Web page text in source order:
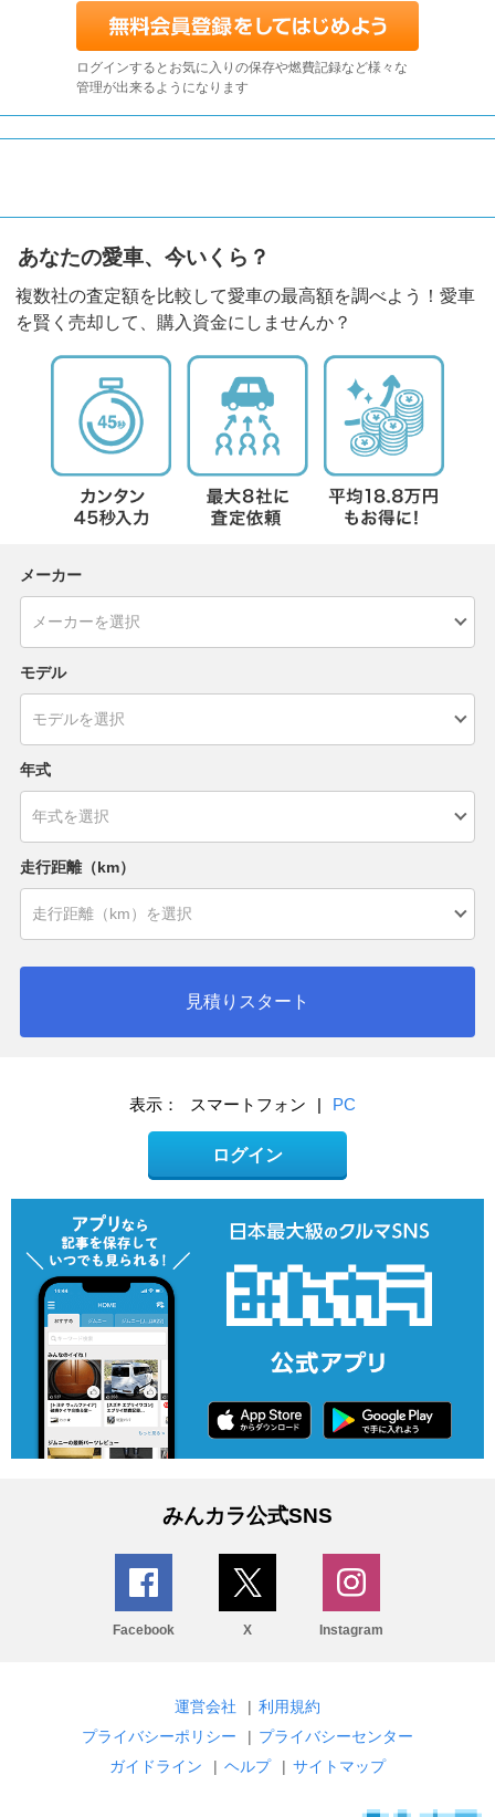
ログインするとお気に入りの保存や燃費記録など様々な
管理が出来るようになります
あなたの愛車、今いくら？
複数社の査定額を比較して愛車の最高額を調べよう！愛車
を賢く売却して、購入資金にしませんか？
メーカー
モデル
年式
走行距離（km）
見積りスタート
表示： スマートフォン | PC
ログイン
みんカラ公式SNS
Facebook X Instagram
運営会社 | 利用規約
プライバシーポリシー
| プライバシーセンター
ガイドライン
| ヘルプ | サイトマップ